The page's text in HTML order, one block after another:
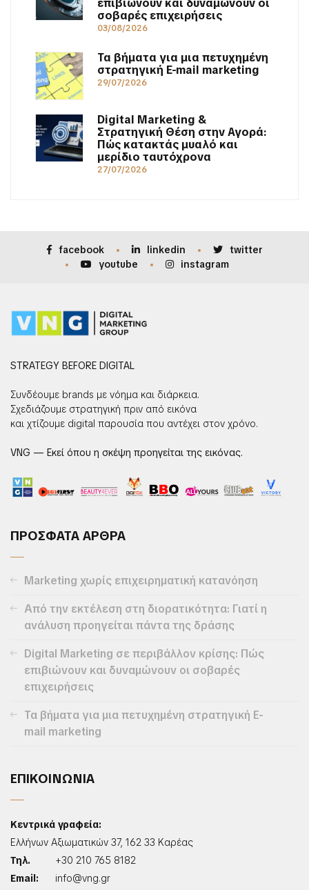
επιβιώνουν και δυναμώνουν οι
σοβαρές επιχειρήσεις
03/08/2026
Τα βήματα για μια πετυχημένη
στρατηγική E-mail marketing
29/07/2026
Digital Marketing &
Στρατηγική Θέση στην Αγορά:
Πώς κατακτάς μυαλό και
μερίδιο ταυτόχρονα
27/07/2026
facebook linkedin
twitter
youtube
instagram
STRATEGY BEFORE DIGITAL
Συνδέουμε brands με νόημα και διάρκεια.
Σχεδιάζουμε στρατηγική πριν από εικόνα
και χτίζουμε digital παρουσία που αντέχει στον χρόνο.
VNG — Εκεί όπου η σκέψη προηγείται της εικόνας.
ΠΡΟΣΦΑΤΑ ΑΡΘΡΑ
Marketing χωρίς επιχειρηματική κατανόηση
Από την εκτέλεση στη διορατικότητα: Γιατί η
ανάλυση προηγείται πάντα της δράσης
Digital Marketing σε περιβάλλον κρίσης: Πώς
επιβιώνουν και δυναμώνουν οι σοβαρές
επιχειρήσεις
Τα βήματα για μια πετυχημένη στρατηγική E-
mail marketing
ΕΠΙΚΟΙΝΩΝΙΑ
Κεντρικά γραφεία:
Ελλήνων Αξιωματικών 37, 162 33 Καρέας
Τηλ.
+30 210 765 8182
Email:
info@vng.gr